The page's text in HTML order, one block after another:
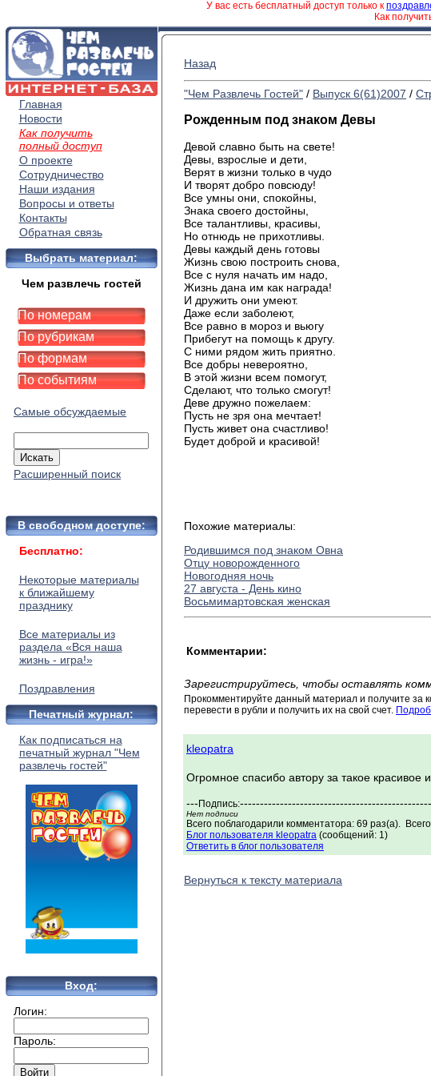
У вас есть бесплатный доступ только к
Как
Главная
Новости
Как получить
полный доступ
О проекте
Сотрудничество
Наши издания
Вопросы и ответы
Контакты
Обратная связь
Выбрать материал:
Чем развлечь гостей
По номерам
По рубрикам
По формам
По событиям
Самые обсуждаемые
Расширенный поиск
В свободном доступе:
Бесплатно:
Некоторые материалы
к ближайшему
празднику
Все материалы из
раздела «Вся наша
жизнь - игра!»
Поздравления
Печатный журнал:
Как подписаться на
печатный журнал "Чем
развлечь гостей"
Вход:
Логин:
Пароль:
Назад
"Чем Развлечь Гостей" / Выпуск 6(61)2007 /
Рожденным под знаком Девы
Девой славно быть на свете!
Девы , взрослые и дети,
Верятв жизни только в чудо
И творят добро повсюду!
Все умны они, спокойны,
Знака своего достойны,
Все талантливы, красивы,
Но отнюдь не прихотливы.
Девы каждый день готовы
Жизнь свою построить снова,
Все с нуля начать им надо,
Жизнь дана им как награда!
И дружить они умеют.
Даже если заболеют,
Все равно в мороз и вьюгу
Прибегутна помощь к другу.
С ними рядом жить приятно.
Все добры невероятно,
В этой жизни всем помогут,
Сделают, что только смогут!
Деве дружно пожелаем:
Пусть не зря она мечтает!
Пусть живет она счастливо!
Будетдоброй и красивой!
Похожие материалы:
Родившимся под знаком Овна
Отцу новорожденного
Новогодняя ночь
27 августа - День кино
Восьмимартовская женская
Комментарии:
Зарегистрируйтесь, чтобы оставлять
Прокомментируйте данный материал и получите за
перевести в рубли и получить их на свой счет.
kleopatra
Огромное спасибо автору за такое красивое
--- Подпись:
Нет подписи
Всего поблагодарили комментатора: 69 раз(а).
Блог пользователя kleopatra (сообщений: 1)
Ответить в блог пользователя
Вернуться к тексту материала